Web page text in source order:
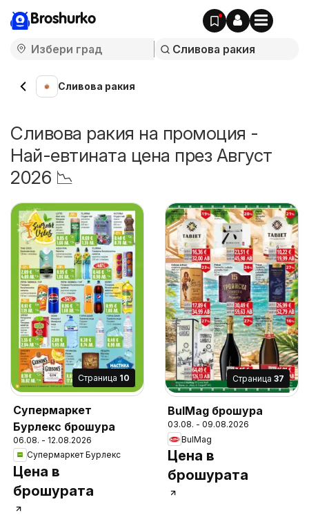
Broshurko
Сливова ракия
Сливова ракия на промоция -
Най-евтината цена през Август
2026 📉
Cтраница 10
Супермаркет
Бурлекс брошура
06.08. - 12.08.2026
Супермаркет Бурлекс
Цена в
брошурата
Cтраница 37
BulMag брошура
03.08. - 09.08.2026
BulMag
Цена в
брошурата